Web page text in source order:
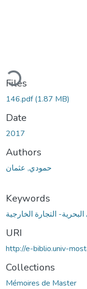
Files
146.pdf(1.87 MB)
Date
2017
Authors
حمودي, عثمان
Keywords
البحرية- التجارة الخارجية
URI
http://e-biblio.univ-
Collections
Mémoires de Master